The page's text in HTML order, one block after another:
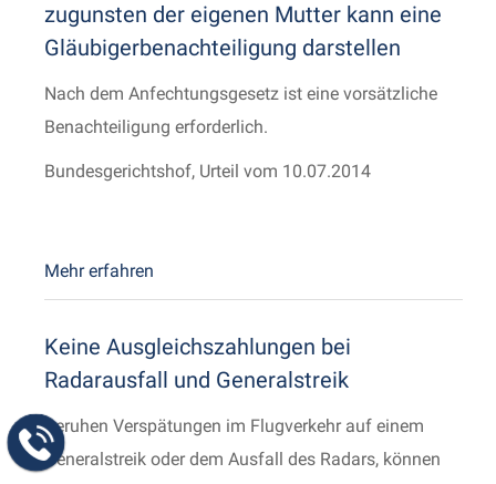
zugunsten der eigenen Mutter kann eine
Gläubigerbenachteiligung darstellen
Nach dem Anfechtungsgesetz ist eine vorsätzliche
Benachteiligung erforderlich.
Bundesgerichtshof, Urteil vom 10.07.2014
Mehr erfahren
Keine Ausgleichszahlungen bei
Radarausfall und Generalstreik
Beruhen Verspätungen im Flugverkehr auf einem
Generalstreik oder dem Ausfall des Radars, können